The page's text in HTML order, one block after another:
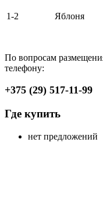
1-2 Яблоня
По вопросам
телефону:
+375 (29) 517-11-99
Где купить
нет предложений